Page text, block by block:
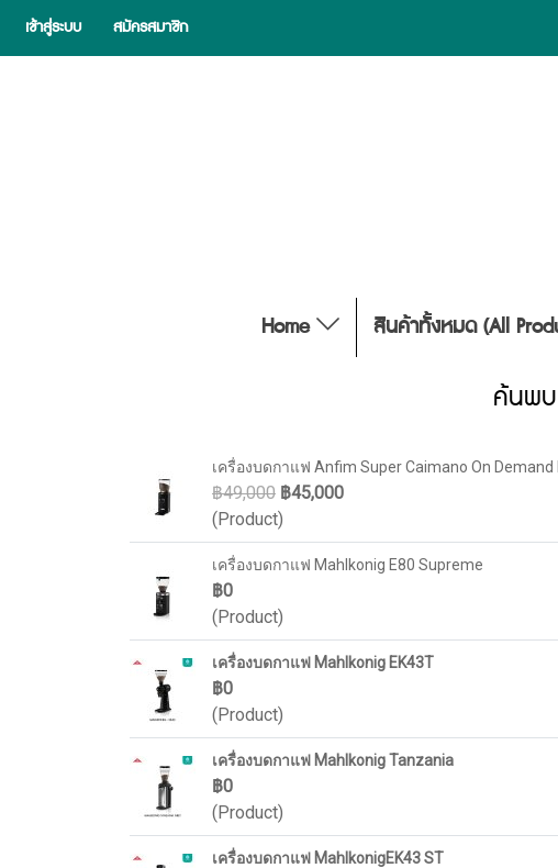
เข้าสู่ระบบ สมัครสมาชิก
Home สินค้าทั้งหมด (All
ค้นพ
เครื่องบดกาแฟ Anfim Super Caimano On Demand
฿49,000 ฿45,000
(Product)
เครื่องบดกาแฟ Mahlkonig E80 Supreme
฿0
(Product)
เครื่องบดกาแฟ Mahlkonig EK43T
฿0
(Product)
เครื่องบดกาแฟ Mahlkonig Tanzania
฿0
(Product)
เครื่องบดกาแฟ MahlkonigEK43 ST